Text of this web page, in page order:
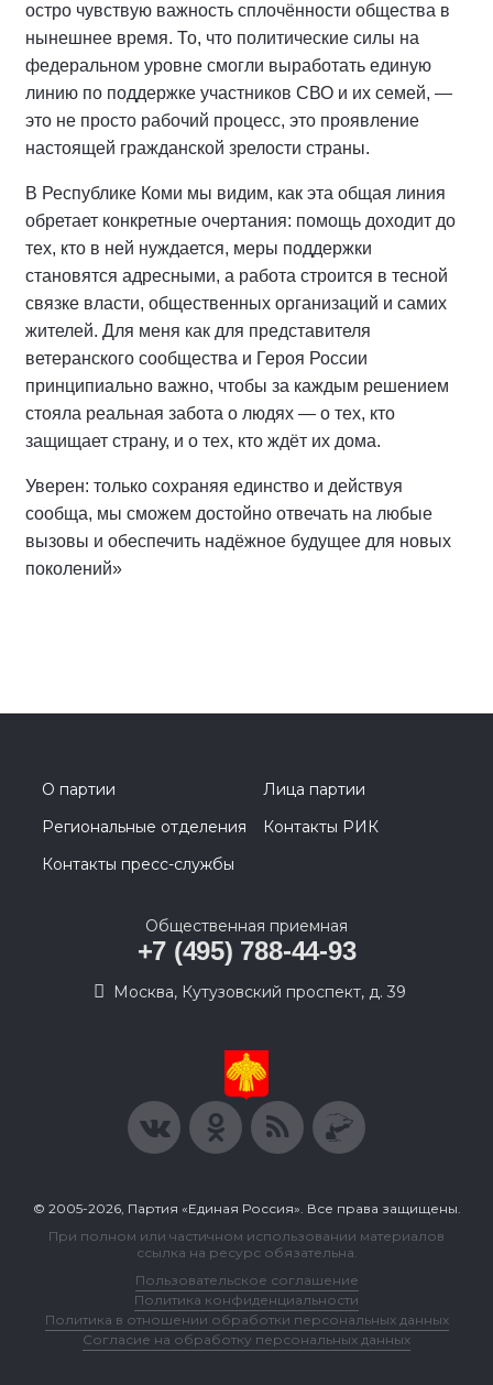
остро чувствую важность сплочённости общества в
нынешнее время. То, что политические силы на
федеральном уровне смогли выработать единую
линию по поддержке участников СВО и их семей, —
это не просто рабочий процесс, это проявление
настоящей гражданской зрелости страны.
В Республике Коми мы видим, как эта общая линия
обретает конкретные очертания: помощь доходит до
тех, кто в ней нуждается, меры поддержки
становятся адресными, а работа строится в тесной
связке власти, общественных организаций и самих
жителей. Для меня как для представителя
ветеранского сообщества и Героя России
принципиально важно, чтобы за каждым решением
стояла реальная забота о людях — о тех, кто
защищает страну, и о тех, кто ждёт их дома.
Уверен: только сохраняя единство и действуя
сообща, мы сможем достойно отвечать на любые
вызовы и обеспечить надёжное будущее для новых
поколений»
О партии
Лица партии
Региональные отделения
Контакты РИК
Контакты пресс-службы
Общественная приемная
+7 (495) 788-44-93
Москва, Кутузовский проспект, д. 39
© 2005-2026, Партия «Единая Россия». Все права защищены.
При полном или частичном использовании материалов
ссылка на ресурс обязательна.
Пользовательское соглашение
Политика конфиденциальности
Политика в отношении обработки персональных данных
Согласие на обработку персональных данных